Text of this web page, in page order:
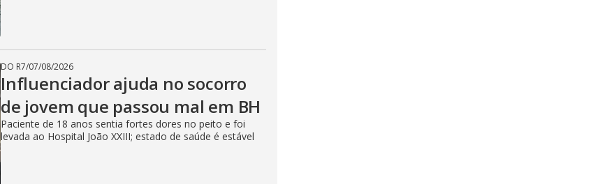
DO R7/07/08/2026
Influenciador ajuda no socorro
de jovem que passou mal em BH
Paciente de 18 anos sentia fortes dores no peito e foi
levada ao Hospital João XXIII; estado de saúde é estável